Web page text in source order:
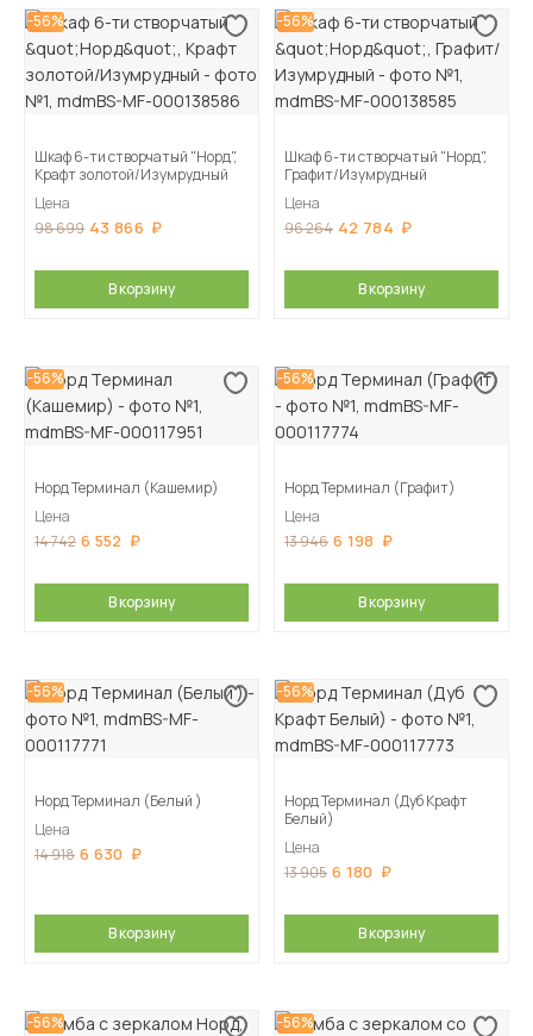
-56%
Шкаф 6-ти створчатый "Норд",
Крафт золотой/Изумрудный
Цена
98 699 43 866
В корзину
-56%
Шкаф 6-ти створчатый "Норд",
Графит/Изумрудный
Цена
96 264 42 784
В корзину
-56%
Норд Терминал (Кашемир)
Цена
14 742 6 552
В корзину
-56%
Норд Терминал (Графит)
Цена
13 946 6 198
В корзину
-56%
Норд Терминал (Белый )
Цена
14 918 6 630
В корзину
-56%
Норд Терминал (Дуб Крафт
Белый)
Цена
13 905 6 180
В корзину
-56% -56%